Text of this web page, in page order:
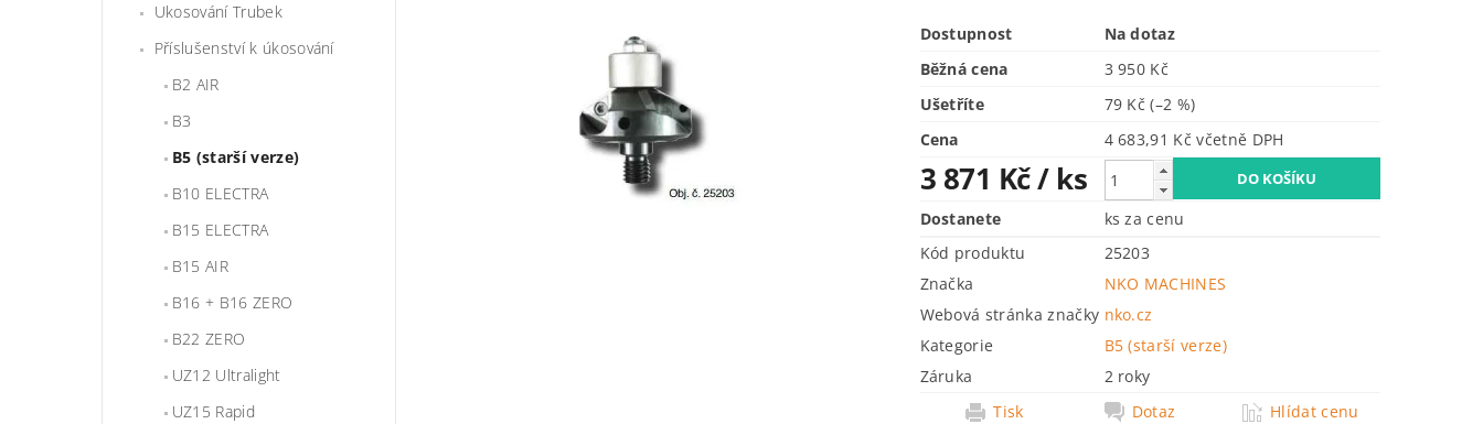
Ukosování Trubek
Příslušenství k úkosování
B2 AIR
B3
B5 (starší verze)
B10 ELECTRA
B15 ELECTRA
B15 AIR
B16 + B16 ZERO
B22 ZERO
UZ12 Ultralight
UZ15 Rapid
Dostupnost
Na dotaz
Běžná cena
3 950 Kč
Ušetříte
79 Kč(–2 %)
Cena
4 683,91 Kč včetně DPH
3 871 Kč/ ks
Dostanete
ks za cenu
Kód produktu
25203
Značka
NKO MACHINES
Webová stránka značky nko.cz
Kategorie
B5 (starší verze)
Záruka
2 roky
Tisk
Dotaz Hlídat cenu